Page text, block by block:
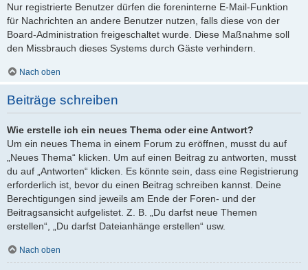
Nur registrierte Benutzer dürfen die foreninterne E-Mail-Funktion
für Nachrichten an andere Benutzer nutzen, falls diese von der
Board-Administration freigeschaltet wurde. Diese Maßnahme soll
den Missbrauch dieses Systems durch Gäste verhindern.
Nach oben
Beiträge schreiben
Wie erstelle ich ein neues Thema oder eine Antwort?
Um ein neues Thema in einem Forum zu eröffnen, musst du auf
„Neues Thema“ klicken. Um auf einen Beitrag zu antworten, musst
du auf „Antworten“ klicken. Es könnte sein, dass eine Registrierung
erforderlich ist, bevor du einen Beitrag schreiben kannst. Deine
Berechtigungen sind jeweils am Ende der Foren- und der
Beitragsansicht aufgelistet. Z. B. „Du darfst neue Themen
erstellen“, „Du darfst Dateianhänge erstellen“ usw.
Nach oben